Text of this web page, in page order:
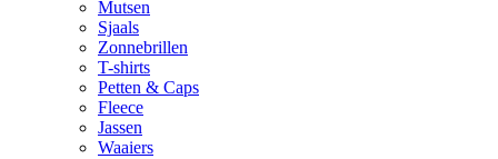
Mutsen
Sjaals
Zonnebrillen
T-shirts
Petten & Caps
Fleece
Jassen
Waaiers